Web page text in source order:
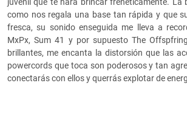
juvenil que te hará brincar frenéticamente. La
como nos regala una base tan rápida y que
fresca, su sonido enseguida me lleva a
MxPx, Sum 41 y por supuesto The
brillantes, me encanta la distorsión que las
powercords que toca son poderosos y tan
conectarás con ellos y querrás explotar de